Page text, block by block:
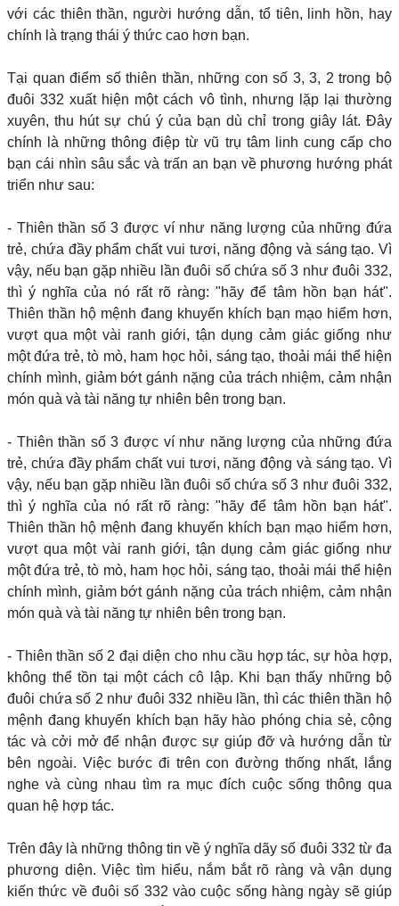
với các thiên thần, người hướng dẫn, tổ tiên, linh hồn, hay
chính là trạng thái ý thức cao hơn bạn.
Tại quan điểm số thiên thần, những con số 3, 3, 2 trong bộ
đuôi 332 xuất hiện một cách vô tình, nhưng lặp lại thường
xuyên, thu hút sự chú ý của bạn dù chỉ trong giây lát. Đây
chính là những thông điệp từ vũ trụ tâm linh cung cấp cho
bạn cái nhìn sâu sắc và trấn an bạn về phương hướng phát
triển như sau:
- Thiên thần số 3 được ví như năng lượng của những đứa
trẻ, chứa đầy phẩm chất vui tươi, năng động và sáng tạo. Vì
vậy, nếu bạn gặp nhiều lần đuôi số chứa số 3 như đuôi 332,
thì ý nghĩa của nó rất rõ ràng: "hãy để tâm hồn bạn hát".
Thiên thần hộ mệnh đang khuyến khích bạn mạo hiểm hơn,
vượt qua một vài ranh giới, tận dụng cảm giác giống như
một đứa trẻ, tò mò, ham học hỏi, sáng tạo, thoải mái thể hiện
chính mình, giảm bớt gánh nặng của trách nhiệm, cảm nhận
món quà và tài năng tự nhiên bên trong bạn.
- Thiên thần số 3 được ví như năng lượng của những đứa
trẻ, chứa đầy phẩm chất vui tươi, năng động và sáng tạo. Vì
vậy, nếu bạn gặp nhiều lần đuôi số chứa số 3 như đuôi 332,
thì ý nghĩa của nó rất rõ ràng: "hãy để tâm hồn bạn hát".
Thiên thần hộ mệnh đang khuyến khích bạn mạo hiểm hơn,
vượt qua một vài ranh giới, tận dụng cảm giác giống như
một đứa trẻ, tò mò, ham học hỏi, sáng tạo, thoải mái thể hiện
chính mình, giảm bớt gánh nặng của trách nhiệm, cảm nhận
món quà và tài năng tự nhiên bên trong bạn.
- Thiên thần số 2 đại diện cho nhu cầu hợp tác, sự hòa hợp,
không thể tồn tại một cách cô lập. Khi bạn thấy những bộ
đuôi chứa số 2 như đuôi 332 nhiều lần, thì các thiên thần hộ
mệnh đang khuyến khích bạn hãy hào phóng chia sẻ, cộng
tác và cởi mở để nhận được sự giúp đỡ và hướng dẫn từ
bên ngoài. Việc bước đi trên con đường thống nhất, lắng
nghe và cùng nhau tìm ra mục đích cuộc sống thông qua
quan hệ hợp tác.
Trên đây là những thông tin về ý nghĩa dãy số đuôi 332 từ đa
phương diện. Việc tìm hiểu, nắm bắt rõ ràng và vận dụng
kiến thức về đuôi số 332 vào cuộc sống hàng ngày sẽ giúp